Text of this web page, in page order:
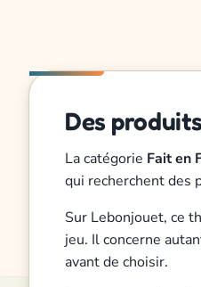
Des
La catégorie Fait en
qui recherchent des
Sur Lebonjouet, ce
jeu. Il concerne
avant de choisir.